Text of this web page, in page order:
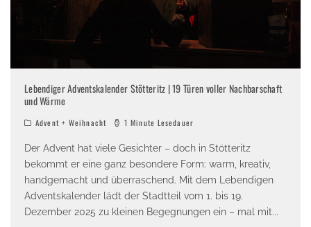
Lebendiger Adventskalender Stötteritz | 19 Türen voller Nachbarschaft
und Wärme
Advent + Weihnacht 1 Minute Lesedauer
Der Advent hat viele Gesichter – doch in Stötteritz
bekommt er eine ganz besondere Form: warm, kreativ,
handgemacht und überraschend. Mit dem Lebendigen
Adventskalender lädt der Stadtteil vom 1. bis 19.
Dezember 2025 zu kleinen Begegnungen ein – mal mit...